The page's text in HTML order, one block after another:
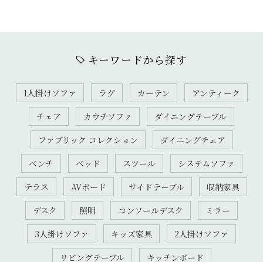
キーワードから探す
1人掛けソファ ラグ カーテン
アンティーク
チェア
カウチソファ
ダイニングテーブル
ファブリック コレクション
ダイニングチェア
ベンチ
ベッド スツール
システムソファ
テラス
AVボード サイドテーブル
収納家具
デスク
照明 コンソールデスク
ミラー
3人掛けソファ
キッズ家具
2人掛けソファ
リビングテーブル
キッチンボード